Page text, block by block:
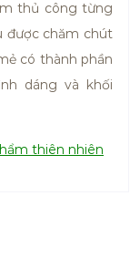
thủ công từng
được chăm chút
có thành phần
dáng và khối
thiên nhiên